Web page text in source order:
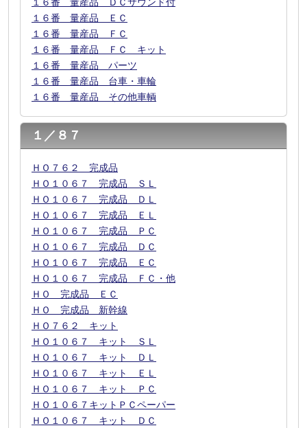
１６番 量産品 ＥＣ
１６番 量産品 ＦＣ
１６番 量産品 ＦＣ キット
１６番 量産品 パーツ
１６番 量産品 台車・車輪
１６番 量産品 その他車輌
１／８７
ＨＯ７６２ 完成品
ＨＯ１０６７ 完成品 ＳＬ
ＨＯ１０６７ 完成品 ＤＬ
ＨＯ１０６７ 完成品 ＥＬ
ＨＯ１０６７ 完成品 ＰＣ
ＨＯ１０６７ 完成品 ＤＣ
ＨＯ１０６７ 完成品 ＥＣ
ＨＯ１０６７ 完成品 ＦＣ・他
ＨＯ 完成品 ＥＣ
ＨＯ 完成品 新幹線
ＨＯ７６２ キット
ＨＯ１０６７ キット ＳＬ
ＨＯ１０６７ キット ＤＬ
ＨＯ１０６７ キット ＥＬ
ＨＯ１０６７ キット ＰＣ
ＨＯ１０６７キットＰＣペーパー
ＨＯ１０６７ キット ＤＣ